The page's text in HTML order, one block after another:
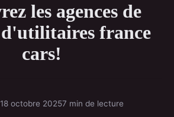
les agences de
france
cars!
18 octobre 20257 min de lecture